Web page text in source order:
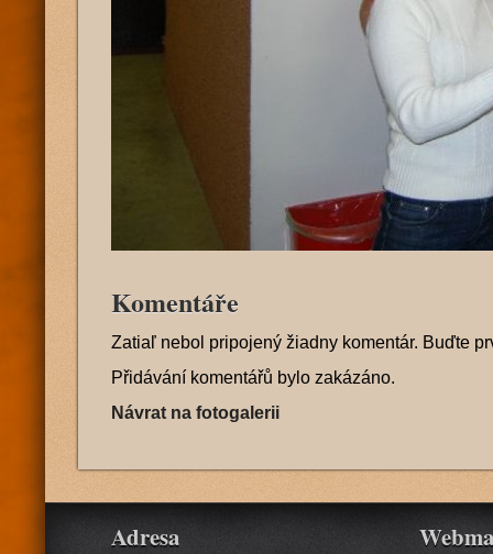
Komentáře
Zatiaľ nebol pripojený žiadny komentár. Buďte
Přidávání komentářů bylo zakázáno.
Návrat na fotogalerii
Adresa